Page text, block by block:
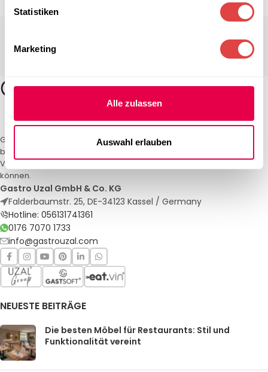
Statistiken
Marketing
Alle zulassen
Auswahl erlauben
Gastro Uzal – Ihr Spezialist für Gastronomiemöbel und -textilien. Wir
bieten maßgeschneiderte Lösungen für Restaurants, Hotels und
Veranstaltungen. Qualität und Service, auf die Sie sich verlassen
können.
Gastro Uzal GmbH & Co. KG
Falderbaumstr. 25, DE-34123 Kassel / Germany
Hotline: 056131741361
0176 7070 1733
info@gastrouzal.com
NEUESTE BEITRÄGE
Die besten Möbel für Restaurants: Stil und
Funktionalität vereint